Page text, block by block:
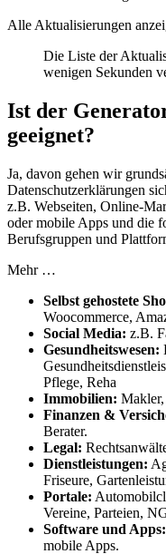
Alle Aktualisierungen
Die Liste der
wenigen Sekunden
Ist der
geeignet?
Ja, davon gehen wir
Datenschutzerklärungen
z.B. Webseiten, Online-
oder mobile Apps und die
Berufsgruppen und
Mehr …
Selbst gehostete
Woocommerce,
Social Media: z.B.
Gesundheitswesen:
Pflege, Reha
Immobilien: Makler,
Finanzen &
Berater.
Legal:
Dienstleistungen:
Friseure,
Portale:
Vereine, Parteien,
Software und Apps:
mobile Apps.